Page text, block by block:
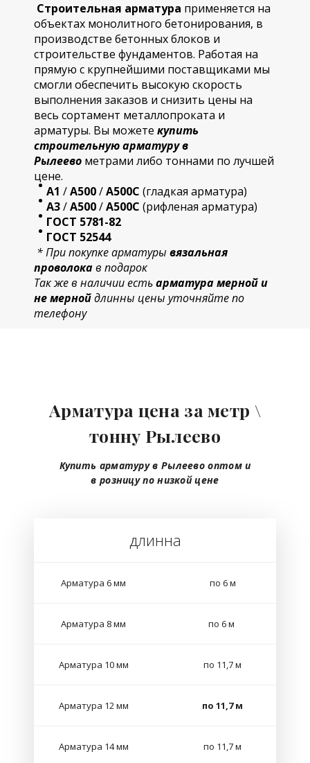
Строительная арматура применяется на
объектах монолитного бетонирования, в
производстве бетонных блоков и
строительстве фундаментов. Работая на
прямую с крупнейшими поставщиками мы
смогли обеспечить высокую скорость
выполнения заказов и снизить цены на
весь сортамент металлопроката и
арматуры. Вы можете купить
строительнуюарматуру в
Рылеево метрами либо тоннами по лучшей
цене.
А1 /А500/А500С (гладкая арматура)
А3/А500/А500С (рифленая арматура)
ГОСТ 5781-82
ГОСТ 52544
* При покупке арматуры вязальная
проволокав подарок
Так же в наличии естьарматура мерной и
не мернойдлинны цены уточняйте по
телефону
Арматура цена за метр \
тонну Рылеево
Купить арматуру в Рылеевооптоми
в розницупо низкой цене
длинна
Арматура 6 мм по 6 м
Арматура 8 мм по 6 м
Арматура 10 мм по 11,7 м
Арматура 12 мм по 11,7 м
Арматура 14 мм по 11,7 м